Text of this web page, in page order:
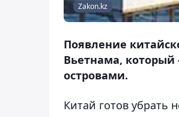
Zakon.kz
Появление
Вьетнама, который
островами.
Китай готов убрать